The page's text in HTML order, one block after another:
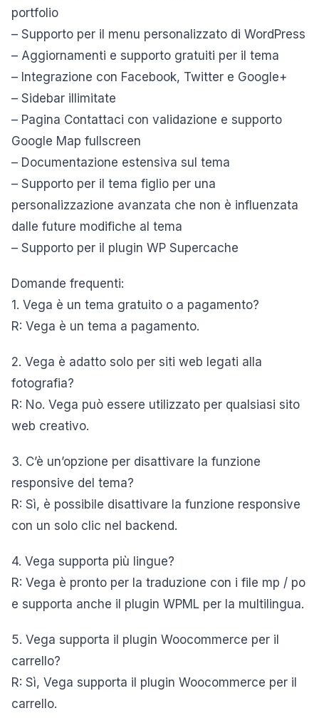
portfolio
– Supporto per il menu personalizzato di WordPress
– Aggiornamenti e supporto gratuiti per il tema
– Integrazione con Facebook, Twitter e Google+
– Sidebar illimitate
– Pagina Contattaci con validazione e supporto
Google Map fullscreen
– Documentazione estensiva sul tema
– Supporto per il tema figlio per una
personalizzazione avanzata che non è influenzata
dalle future modifiche al tema
– Supporto per il plugin WP Supercache
Domande frequenti:
1. Vega è un tema gratuito o a pagamento?
R: Vega è un tema a pagamento.
2. Vega è adatto solo per siti web legati alla
fotografia?
R: No. Vega può essere utilizzato per qualsiasi sito
web creativo.
3. C’è un’opzione per disattivare la funzione
responsive del tema?
R: Sì, è possibile disattivare la funzione responsive
con un solo clic nel backend.
4. Vega supporta più lingue?
R: Vega è pronto per la traduzione con i file mp / po
e supporta anche il plugin WPML per la multilingua.
5. Vega supporta il plugin Woocommerce per il
carrello?
R: Sì, Vega supporta il plugin Woocommerce per il
carrello.